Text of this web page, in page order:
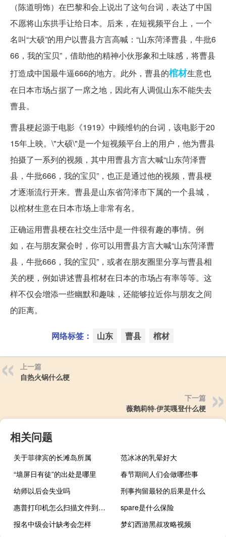
（陈道明饰）在巴黎和会上说出了这句台词，表达了中国
不愿将山东拱手让给日本。后来，在短视频平台上，一个
名叫“大硕”的用户以曹县方言高喊：“山东菏泽曹县，牛批6
66，我的宝贝”，借助他的精神小伙形象和土味感，将曹县
打造成中国最牛逼666的地方。此外，曹县的棺材生意也
在日本市场占据了一席之地，因此有人调侃山东不能失去
曹县。
曹县梗起源于电影《1919》中顾维钧的台词，该电影于20
15年上映。\"大硕\"是一个短视频平台上的用户，他为曹县
拍摄了一系列的视频，其中用曹县方言大喊“山东菏泽曹
县，牛批666，我的宝贝”，也正是通过他的视频，曹县梗
才逐渐流行开来。曹县是山东省菏泽市下属的一个县城，
以棺材生意在日本市场上非常有名。
正确运用曹县梗在社交生活中是一件很有趣的事情。例
如，在与朋友聚会时，你可以用曹县方言大喊“山东菏泽曹
县，牛批666，我的宝贝”，或者在朋友圈里分享与曹县相
关的梗，例如讲述曹县棺材在日本的市场占有率等等。这
样不仅会增添一些幽默和趣味，还能够拉近你与朋友之间
的距离。
网络标签： 山东 曹县 棺材
上一篇
自热火锅什么梗
下一篇
薇鹅莉特·伊芙嘎登什么梗
相关问题
关于菲律宾的长滩岛所属
范冰冰的乳晕好大
“墙屏日有徒”的出处是哪里
春节期间人们会做哪些事
幼师以后会失业吗
刑事拘留最轻的后果是什么
惠普打印机怎么扫描文件到电脑win10（惠普打印机怎么扫描文件）
spare是什么保险
报名中级会计缺考会怎样
梦幻西游黑叔攻略视频